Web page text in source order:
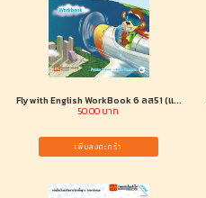
Fly with English WorkBook 6 ลส51 (แ...
50.00 บาท
เพิ่มลงตะกร้า